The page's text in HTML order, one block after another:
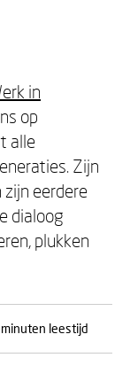
in
op
alle
Zijn
eerdere
dialoog
plukken
leestijd